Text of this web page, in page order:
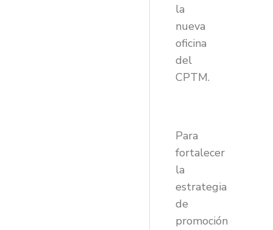
la
nueva
oficina
del
CPTM.
Para
fortalecer
la
estrategia
de
promoción